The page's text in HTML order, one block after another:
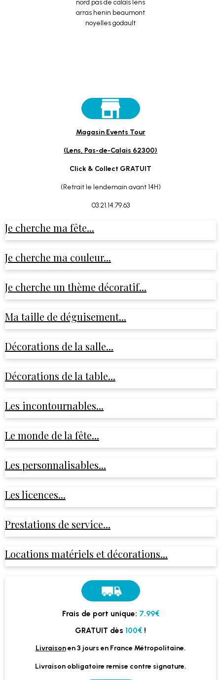
Magasin Events Tour
(Lens, Pas-de-Calais 62300)
Click & Collect GRATUIT
(Retrait le lendemain avant 14H)
03.21.14.79.63
Je cherche ma fête...
Je cherche ma couleur...
Je cherche un thème décoratif...
Ma taille de déguisement...
Décorations de la salle...
Décorations de la table...
Les incontournables...
Le monde de la fête...
Les personnalisables...
Les licences...
Prestations de service...
Locations matériels et décorations...
Frais de port unique: 7.99€
GRATUIT dès 100€ !
Livraisonen 3 jours en France Métropolitaine.
Livraison obligatoire remise contre signature.